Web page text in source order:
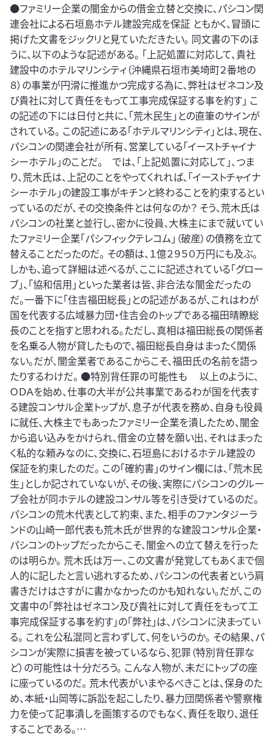
●ファミリー企業の闇金からの借金立替と交換に、パシコン関
連会社による石垣島ホテル建設完成を保証 ともかく、冒頭に
掲げた文書をジックリと見ていただきたい。 同文書の下のほ
うに、以下のような記述がある。 「上記処置に対応して、貴社
建設中のホテルマリンシティ（沖縄県石垣市美埼町２番地の
８）の事業が円滑に推進かつ完成する為に、弊社はゼネコン及
び貴社に対して責任をもって工事完成保証する事を約す」 こ
の記述の下には日付と共に、「荒木民生」との直筆のサインが
されている。 この記述にある「ホテルマリンシティ」とは、現在、
パシコンの関連会社が所有、営業している「イーストチャイナ
シーホテル」のことだ。 では、「上記処置に対応して」、つま
り、荒木氏は、上記のことをやってくれれば、「イーストチャイナ
シーホテル」の建設工事がキチンと終わることを約束するとい
っているのだが、その交換条件とは何なのか？ そう、荒木氏は
パシコンの社業と並行し、密かに役員、大株主にまで就いてい
たファミリー企業「パシフィックテレコム」（破産）の債務を立て
替えることだったのだ。 その額は、１億２９５０万円にも及ぶ。
しかも、追って詳細は述べるが、ここに記述されている「グロー
ブ」、「協和信用」といった業者は皆、非合法な闇金だったの
だ。一番下に「住吉福田総長」との記述があるが、これはわが
国を代表する広域暴力団・住吉会のトップである福田晴瞭総
長のことを指すと思われる。ただし、真相は福田総長の関係者
を名乗る人物が貸したもので、福田総長自身はまったく関係
ない。だが、闇金業者であるこからこそ、福田氏の名前を語っ
たりするわけだ。 ●特別背任罪の可能性も 以上のように、
ＯＤＡを始め、仕事の大半が公共事業であるわが国を代表す
る建設コンサル企業トップが、息子が代表を務め、自身も役員
に就任、大株主でもあったファミリー企業を潰したため、闇金
から追い込みをかけられ、借金の立替を願い出、それはまった
く私的な頼みなのに、交換に、石垣島におけるホテル建設の
保証を約束したのだ。 この「確約書」のサイン欄には、「荒木民
生」としか記されていないが、その後、実際にパシコンのグルー
プ会社が同ホテルの建設コンサル等を引き受けているのだ。
パシコンの荒木代表として約束、また、相手のファンタジーラ
ンドの山崎一郎代表も荒木氏が世界的な建設コンサル企業・
パシコンのトップだったからこそ、闇金への立て替えを行った
のは明らか。 荒木氏は万一、この文書が発覚してもあくまで個
人的に記したと言い逃れするため、パシコンの代表者という肩
書きだけはさすがに書かなかったのかも知れない。だが、この
文書中の「弊社はゼネコン及び貴社に対して責任をもって工
事完成保証する事を約す」の「弊社」は、パシコンに決まってい
る。 これを公私混同と言わずして、何をいうのか。 その結果、パ
シコンが実際に損害を被っているなら、犯罪（特別背任罪な
ど）の可能性は十分だろう。 こんな人物が、未だにトップの座
に座っているのだ。 荒木代表がいまやるべきことは、保身のた
め、本紙・山岡等に訴訟を起こしたり、暴力団関係者や警察権
力を使って記事潰しを画策するのでもなく、責任を取り、退任
することである。…